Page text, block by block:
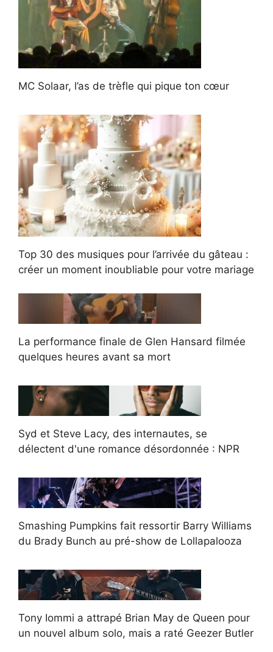
MC Solaar, l’as de trèfle qui pique ton cœur
Top 30 des musiques pour l’arrivée du gâteau :
créer un moment inoubliable pour votre mariage
La performance finale de Glen Hansard filmée
quelques heures avant sa mort
Syd et Steve Lacy, des internautes, se
délectent d'une romance désordonnée : NPR
Smashing Pumpkins fait ressortir Barry Williams
du Brady Bunch au pré-show de Lollapalooza
Tony Iommi a attrapé Brian May de Queen pour
un nouvel album solo, mais a raté Geezer Butler